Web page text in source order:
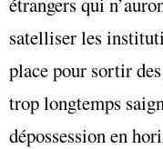
satelliser les
place pour sortir
trop longtemps
dépossession en